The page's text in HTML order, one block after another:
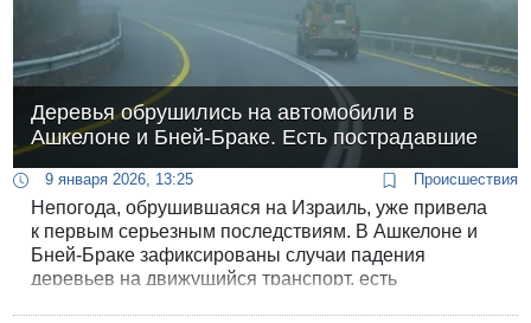
Деревья обрушились на автомобили в
Ашкелоне и Бней-Браке. Есть пострадавшие
9 января 2026, 13:25 Происшествия
Непогода, обрушившаяся на Израиль, уже привела
к первым серьезным последствиям. В Ашкелоне и
Бней-Браке зафиксированы случаи падения
деревьев на движущийся транспорт, есть